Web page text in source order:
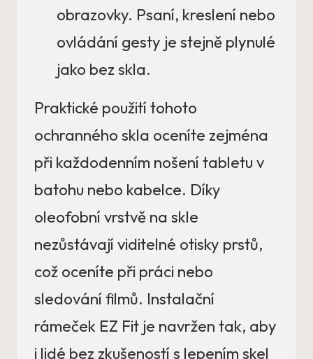
obrazovky. Psaní, kreslení nebo
ovládání gesty je stejně plynulé
jako bez skla.
Praktické použití tohoto
ochranného skla oceníte zejména
při každodenním nošení tabletu v
batohu nebo kabelce. Díky
oleofobní vrstvě na skle
nezůstávají viditelné otisky prstů,
což oceníte při práci nebo
sledování filmů. Instalační
rámeček EZ Fit je navržen tak, aby
i lidé bez zkušeností s lepením skel